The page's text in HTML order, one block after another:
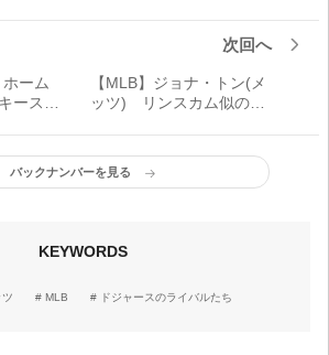
ホーム
ースの
次回へ
【MLB】ジョナ・トン(メ
ッツ) リンスカム似の大
ズンに向けてデビュー
バックナンバーを見る
KEYWORDS
ツ MLB ドジャースのライバルたち